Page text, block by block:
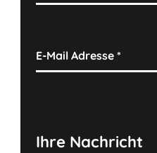
E-Mail Adresse*
Ihre Nachricht